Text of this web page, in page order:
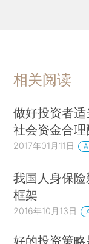
相关阅读
做好投资者
社会资金合理
2017年01月11日
我国人身保
框架
2016年10月13日
好的投资策